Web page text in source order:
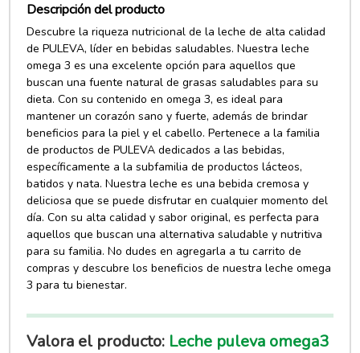
Descripción del producto
Descubre la riqueza nutricional de la leche de alta calidad
de PULEVA, líder en bebidas saludables. Nuestra leche
omega 3 es una excelente opción para aquellos que
buscan una fuente natural de grasas saludables para su
dieta. Con su contenido en omega 3, es ideal para
mantener un corazón sano y fuerte, además de brindar
beneficios para la piel y el cabello. Pertenece a la familia
de productos de PULEVA dedicados a las bebidas,
específicamente a la subfamilia de productos lácteos,
batidos y nata. Nuestra leche es una bebida cremosa y
deliciosa que se puede disfrutar en cualquier momento del
día. Con su alta calidad y sabor original, es perfecta para
aquellos que buscan una alternativa saludable y nutritiva
para su familia. No dudes en agregarla a tu carrito de
compras y descubre los beneficios de nuestra leche omega
3 para tu bienestar.
Valora el producto: Leche puleva omega3